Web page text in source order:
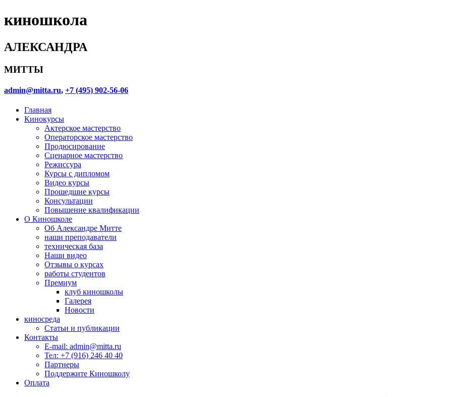
киношкола
АЛЕКСАНДРА
МИТТЫ
admin@mitta.ru, +7 (495) 902-56-06
Главная
Кинокурсы
Актерское мастерство
Операторское мастерство
Продюсирование
Сценарное мастерство
Режиссура
Курсы с дипломом
Видео курсы
Прошедшие курсы
Консультации
Повышение квалификации
О Киношколе
Об Александре Митте
наши преподаватели
техническая база
Наши видео
Отзывы о курсах
работы студентов
Премиум
клуб киношколы
Галерея
Новости
киносреда
Статьи и публикации
Контакты
E-mail: admin@mitta.ru
Тел: +7 (916) 246 40 40
Партнеры
Поддержите Киношколу
Оплата